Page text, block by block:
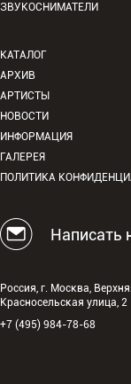
ЗВУКОСНИМАТЕЛИ
КАТАЛОГ
АРХИВ
АРТИСТЫ
НОВОСТИ
ИНФОРМАЦИЯ
ГАЛЕРЕЯ
ПОЛИТИКА
Написать
Россия, г. Москва,
Красносельская улица, 2
+7 (495) 984-78-68